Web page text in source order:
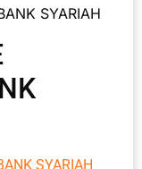
SYARIAH